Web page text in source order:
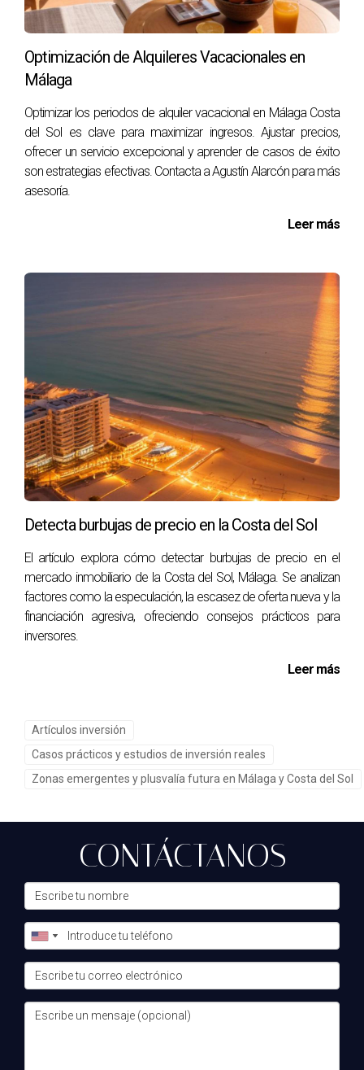
contactar a Agustín Alarcón. Su experiencia te guiará hacia
decisiones informadas y exitosas.
¿Listo para dar el siguiente paso? Contacta a
Agustín Alarcón hoy mismo!
¿Tienes dudas sobre inversiones inmobiliarias?
¡Agustín Alarcón está aquí para ayudarte!
No esperes más para transformar tu futuro
financiero; habla con Agustín Alarcón ahora!
para invertir en Málaga?
Las mejores zonas emergentes incluyen Teatinos, Cruz de
Humilladero y Ciudad Jardín debido a su crecimiento
¿Qué tipo de propiedades son más rentables?
Las propiedades que requieren renovación suelen ofrecer
mayores márgenes si se gestionan adecuadamente.
¿Cómo puedo identificar oportunidades antes
que otros inversores?
Realizar investigaciones exhaustivas sobre tendencias
una ventaja competitiva.
¿Es necesario tener experiencia previa para
invertir?
contar con un asesor experto como Agustín Alarcón puede
¿Cuánto capital necesito para comenzar a
invertir?
El capital requerido varía según la zona y tipo de propiedad;
100,000 euros en áreas emergentes.
Optimización de Alquileres Vacacionales en
Málaga
Optimizar los periodos de alquiler vacacional en Málaga Costa
del Sol es clave para maximizar ingresos. Ajustar precios,
ofrecer un servicio excepcional y aprender de casos de éxito
son estrategias efectivas. Contacta a Agustín Alarcón para más
asesoría.
Leer más
Detecta burbujas de precio en la Costa del Sol
El artículo explora cómo detectar burbujas de precio en el
mercado inmobiliario de la Costa del Sol, Málaga. Se analizan
factores como la especulación, la escasez de oferta nueva y la
financiación agresiva, ofreciendo consejos prácticos para
inversores.
Leer más
Artículos inversión
Casos prácticos y estudios de inversión reales
Zonas emergentes y plusvalía futura en Málaga y Costa del Sol
CONTÁCTANOS